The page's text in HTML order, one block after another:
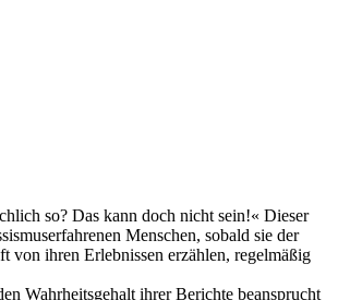
so? Das kann doch nicht sein!« Dieser
Menschen, sobald sie der
von ihren Erlebnissen erzählen, regelmäßig
Wahrheitsgehalt ihrer Berichte beansprucht